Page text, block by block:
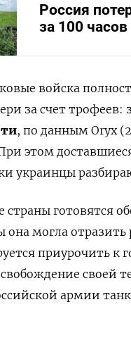
Россия
за 100 часов
войска
за счет
, по данным Oryx
При этом
украинцы
страны готовятся
она могла
приурочить к
своей
армии